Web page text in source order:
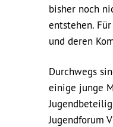
bisher noch
entstehen.
und deren
Durchwegs
einige junge
Jugendforum